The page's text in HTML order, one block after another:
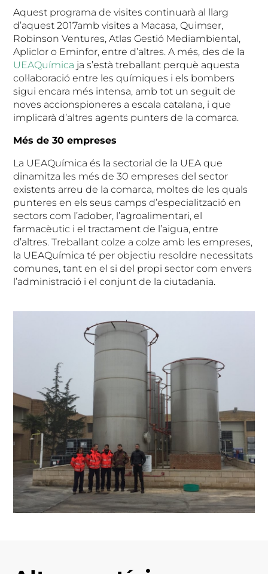
Aquest programa de visites continuarà al llarg
d’aquest 2017amb visites a Macasa, Quimser,
Robinson Ventures, Atlas Gestió Mediambiental,
Apliclor o Eminfor, entre d’altres. A més, des de la
UEAQuímica ja s’està treballant perquè aquesta
col·laboració entre les químiques i els bombers
sigui encara més intensa, amb tot un seguit de
noves accionspioneres a escala catalana, i que
implicarà d’altres agents punters de la comarca.
Més de 30 empreses
La UEAQuímica és la sectorial de la UEA que
dinamitza les més de 30 empreses del sector
existents arreu de la comarca, moltes de les quals
punteres en els seus camps d’especialització en
sectors com l’adober, l’agroalimentari, el
farmacèutic i el tractament de l’aigua, entre
d’altres. Treballant colze a colze amb les empreses,
la UEAQuímica té per objectiu resoldre necessitats
comunes, tant en el si del propi sector com envers
l’administració i el conjunt de la ciutadania.